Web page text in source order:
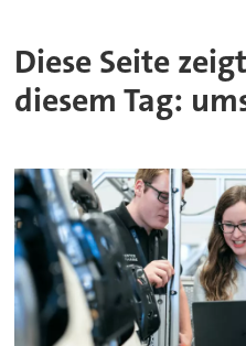
Diese Seite
diesem Tag: